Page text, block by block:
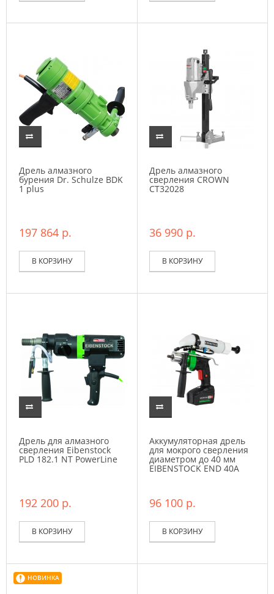
Дрель алмазного
бурения Dr. Schulze BDK
1 plus
197 864 р.
В КОРЗИНУ
Дрель алмазного
сверления CROWN
CT32028
36 990 р.
В КОРЗИНУ
Дрель для алмазного
сверления Eibenstock
PLD 182.1 NT PowerLine
192 200 р.
В КОРЗИНУ
Аккумуляторная дрель
для мокрого сверления
диаметром до 40 мм
EIBENSTOCK END 40A
96 100 р.
В КОРЗИНУ
НОВИНКА